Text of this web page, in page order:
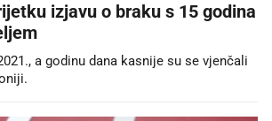
izjavu o braku s 15 godina
a godinu dana kasnije su se vjenčali